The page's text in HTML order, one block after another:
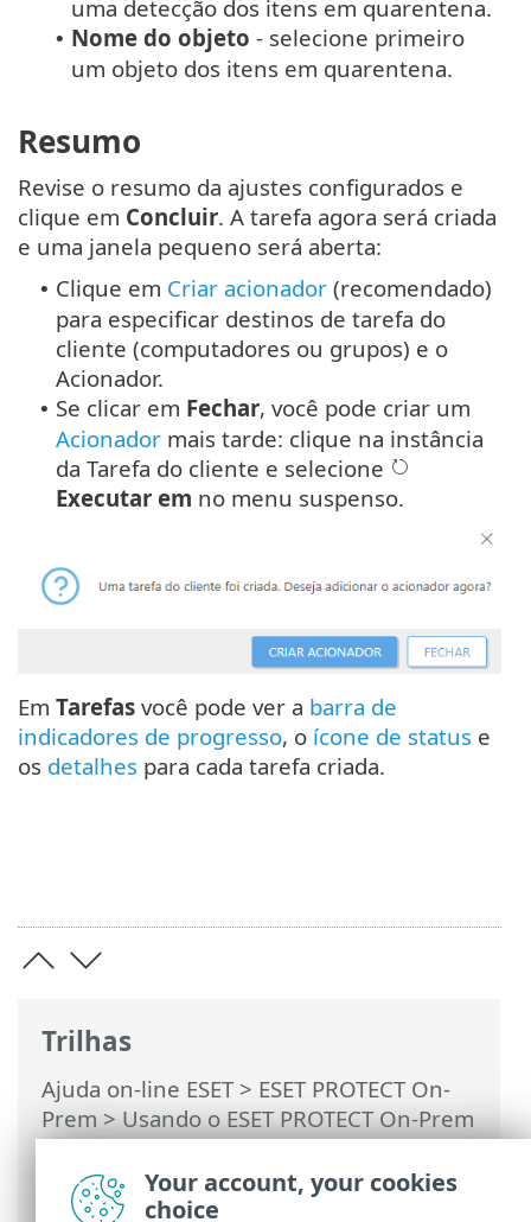
Trilhas
Ajuda on-line ESET> ESET PROTECT On-
Prem>Usando o ESET PROTECT On-Prem
>ESET PROTECT On-Prem Menu principal
Tarefas >Tarefas de cliente>
Gerenciamento de quarentena
uma detecção dos itens em quarentena.
• Nome do objeto - selecione primeiro
um objeto dos itens em quarentena.
Resumo
Revise o resumo da ajustes configurados e
clique em Concluir. A tarefa agora será criada
e uma janela pequeno será aberta:
• Clique em Criar acionador (recomendado)
para especificar destinos de tarefa do
cliente (computadores ou grupos) e o
Acionador.
• Se clicar em Fechar, você pode criar um
Acionador mais tarde: clique na instância
da Tarefa do cliente e selecione
Executar em no menu suspenso.
Em Tarefas você pode ver a barra de
indicadores de progresso, o ícone de status e
os detalhes para cada tarefa criada.
Your account, your cookies
choice